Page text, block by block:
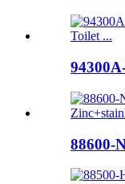
88600-